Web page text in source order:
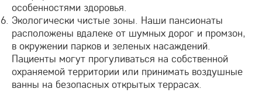
особенностями здоровья.
Экологически чистые зоны. Наши пансионаты
расположены вдалеке от шумных дорог и промзон,
в окружении парков и зеленых насаждений.
Пациенты могут прогуливаться на собственной
охраняемой территории или принимать воздушные
ванны на безопасных открытых террасах.